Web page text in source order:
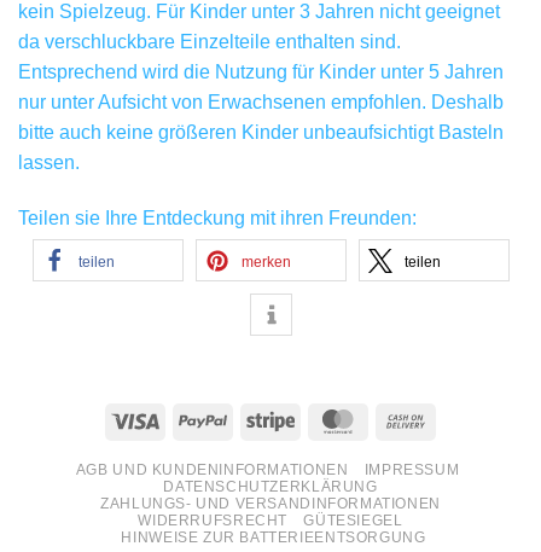
kein Spielzeug. Für Kinder unter 3 Jahren nicht geeignet
da verschluckbare Einzelteile enthalten sind.
Entsprechend wird die Nutzung für Kinder unter 5 Jahren
nur unter Aufsicht von Erwachsenen empfohlen. Deshalb
bitte auch keine größeren Kinder unbeaufsichtigt Basteln
lassen.
Teilen sie Ihre Entdeckung mit ihren Freunden:
teilen merken teilen
Visa PayPal Stripe MasterCard
Delivery
AGB UND KUNDENINFORMATIONEN
IMPRESSUM
DATENSCHUTZERKLÄRUNG
ZAHLUNGS- UND VERSANDINFORMATIONEN
WIDERRUFSRECHT
GÜTESIEGEL
HINWEISE ZUR BATTERIEENTSORGUNG